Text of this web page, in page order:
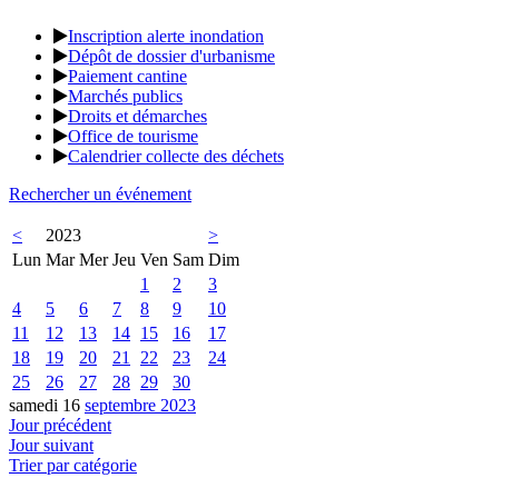
Inscription alerte inondation
Dépôt de dossier d'urbanisme
Paiement cantine
Marchés publics
Droits et démarches
Office de tourisme
Calendrier collecte des déchets
Rechercher un événement
< 2023
>
Lun Mar Mer Jeu Ven Sam Dim
1
2
3
4
5 6 7 8 9
10
11
12 13 14 15 16
17
18
19 20 21 22 23
24
25
26 27 28 29
30
samedi 16 septembre 2023
Jour précédent
Jour suivant
Trier par catégorie